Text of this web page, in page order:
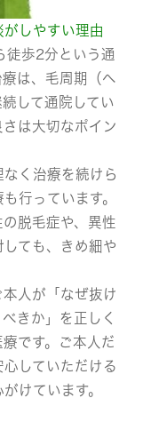
しやすい理由
徒歩2分という通
は、毛周期（ヘ
して通院してい
は大切なポイン
く治療を続けら
行っています。
脱毛症や、異性
ても、きめ細や
人が「なぜ抜け
きか」を正しく
です。ご本人だ
していただける
けています。